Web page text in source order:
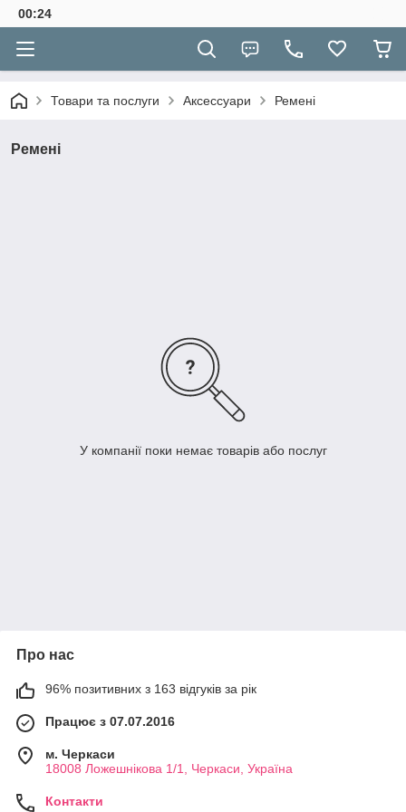
00:24
Товари та послуги Аксессуари Ремені
Ремені
У компанії поки немає товарів або послуг
Про нас
96% позитивних з 163 відгуків за рік
Працює з 07.07.2016
м. Черкаси
18008 Ложешнікова 1/1, Черкаси, Україна
Контакти